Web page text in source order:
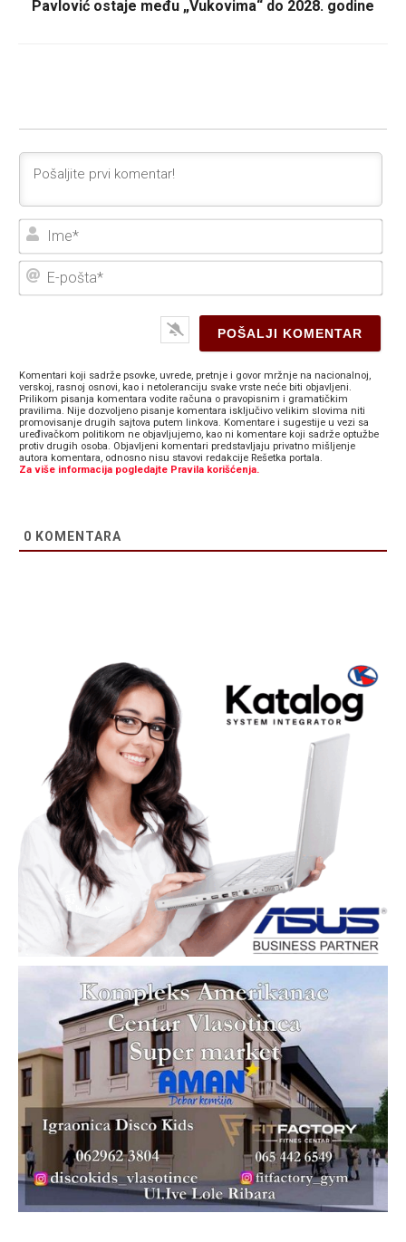
Pavlović ostaje među „Vukovima“ do 2028. godine
E-
Komentari koji sadrže psovke, uvrede, pretnje i govor mržnje na nacionalnoj,
verskoj, rasnoj osnovi, kao i netoleranciju svake vrste neće biti objavljeni.
Prilikom pisanja komentara vodite računa o pravopisnim i gramatičkim
pravilima. Nije dozvoljeno pisanje komentara isključivo velikim slovima niti
promovisanje drugih sajtova putem linkova. Komentare i sugestije u vezi sa
uređivačkom politikom ne objavljujemo, kao ni komentare koji sadrže optužbe
protiv drugih osoba. Objavljeni komentari predstavljaju privatno mišljenje
autora komentara, odnosno nisu stavovi redakcije Rešetka portala.
Za više informacija pogledajte Pravila korišćenja.
0 KOMENTARA